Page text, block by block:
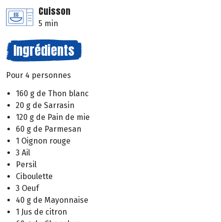
Cuisson
5 min
Ingrédients
Pour 4 personnes
160 g de Thon blanc
20 g de Sarrasin
120 g de Pain de mie
60 g de Parmesan
1 Oignon rouge
3 Ail
Persil
Ciboulette
3 Oeuf
40 g de Mayonnaise
1 Jus de citron